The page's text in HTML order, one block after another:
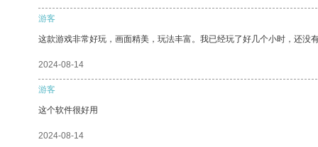
游客
这款游戏非常好玩，画面精美，玩法丰富。我已经玩了好几个小时，还没
2024-08-14
游客
这个软件很好用
2024-08-14